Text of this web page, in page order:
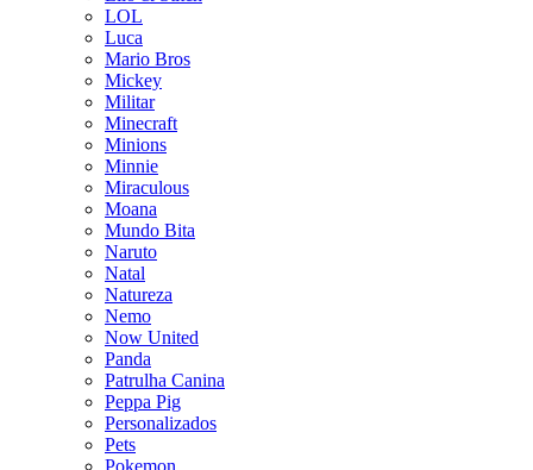
LOL
Luca
Mario Bros
Mickey
Militar
Minecraft
Minions
Minnie
Miraculous
Moana
Mundo Bita
Naruto
Natal
Natureza
Nemo
Now United
Panda
Patrulha Canina
Peppa Pig
Personalizados
Pets
Pokemon